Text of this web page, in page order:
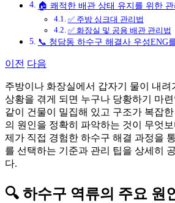
🏠 쾌적한 배관 상태 유지를 위한 관
✅ 주방 싱크대 관리법
✅ 화장실 및 공용 배관 관리법
📞 청담동 하수구 해결사 우성ENG
이전 다음
주방이나 화장실에서 갑자기 물이 내려
상황을 겪게 되면 누구나 당황하기 마
같이 건물이 밀집해 있고 구조가 복잡
의 원인을 정확히 파악하는 것이 무엇
제가 직접 경험한 하수구 해결 과정을
를 선택하는 기준과 관리 팁을 상세히
다.
🔍 하수구 역류의 주요 원